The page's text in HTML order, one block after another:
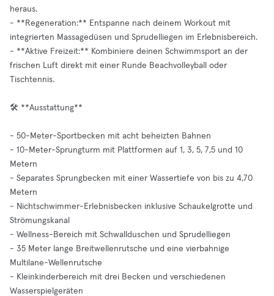
heraus.
- **Regeneration:** Entspanne nach deinem Workout mit
integrierten Massagedüsen und Sprudelliegen im Erlebnisbereich.
- **Aktive Freizeit:** Kombiniere deinen Schwimmsport an der
frischen Luft direkt mit einer Runde Beachvolleyball oder
Tischtennis.
🛠️ **Ausstattung**
- 50-Meter-Sportbecken mit acht beheizten Bahnen
- 10-Meter-Sprungturm mit Plattformen auf 1, 3, 5, 7,5 und 10
Metern
- Separates Sprungbecken mit einer Wassertiefe von bis zu 4,70
Metern
- Nichtschwimmer-Erlebnisbecken inklusive Schaukelgrotte und
Strömungskanal
- Wellness-Bereich mit Schwallduschen und Sprudelliegen
- 35 Meter lange Breitwellenrutsche und eine vierbahnige
Multilane-Wellenrutsche
- Kleinkinderbereich mit drei Becken und verschiedenen
Wasserspielgeräten